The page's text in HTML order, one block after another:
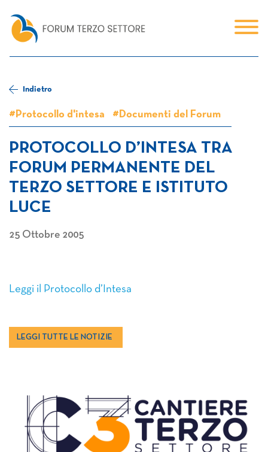
Indietro
#Protocollo d'intesa #Documenti del Forum
PROTOCOLLO D’INTESA TRA
FORUM PERMANENTE DEL
TERZO SETTORE E ISTITUTO
LUCE
25 Ottobre 2005
Leggi il Protocollo d’Intesa
LEGGI TUTTE LE NOTIZIE